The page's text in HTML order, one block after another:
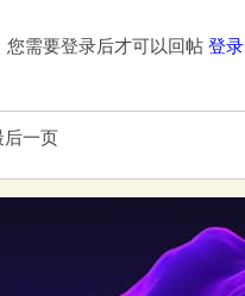
您需要登录后才可以回帖 登录
后一页